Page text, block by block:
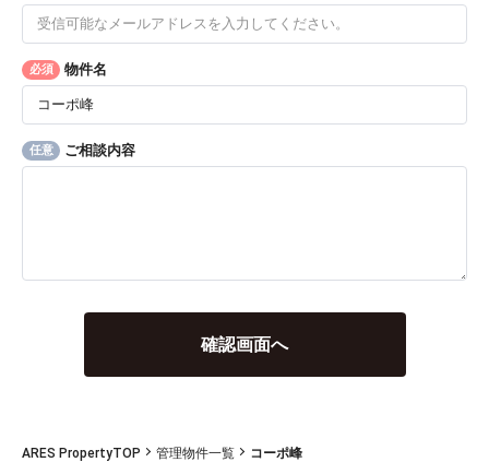
必須 物件名
任意 ご相談内容
ARES PropertyTOP 管理物件一覧 コーポ峰